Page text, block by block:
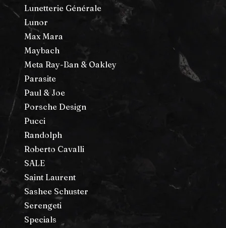
Lunetterie Générale
Lunor
Max Mara
Maybach
Meta Ray-Ban & Oakley
Parasite
Paul & Joe
Porsche Design
Pucci
Randolph
Roberto Cavalli
SALE
Saint Laurent
Sashee Schuster
Serengeti
Specials